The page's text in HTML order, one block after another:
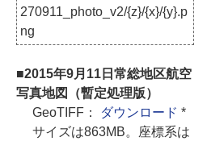
270911_photo_v2/{z}/{x}/{y}.p
ng
■2015年9月11日常総地区航空
写真地図（暫定処理版）
GeoTIFF：
ダウンロード *
サイズは863MB。座標系は